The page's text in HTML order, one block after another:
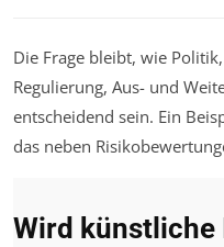
Die Frage bleibt, wie
Regulierung, Aus- und
entscheidend sein. Ein
das neben
Wird